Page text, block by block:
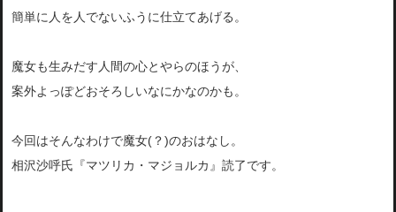
簡単に人を人でないふうに仕立てあげる。
魔女も生みだす人間の心とやらのほうが、
案外よっぽどおそろしいなにかなのかも。
今回はそんなわけで魔女(？)のおはなし。
相沢沙呼氏『マツリカ・マジョルカ』読了です。